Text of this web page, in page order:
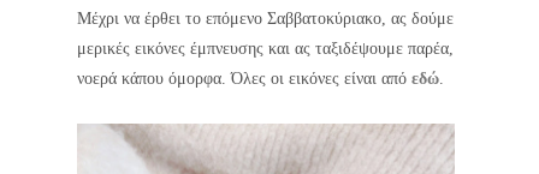
Μέχρι να έρθει το επόμενο Σαββατοκύριακο, ας δούμε
μερικές εικόνες έμπνευσης και ας ταξιδέψουμε παρέα,
νοερά κάπου όμορφα. Όλες οι εικόνες είναι από εδώ.